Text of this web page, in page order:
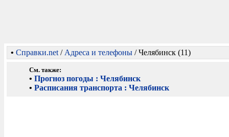
• Справки.net / Адреса и телефоны / Челябинск (11)
См. также:
•Прогноз погоды : Челябинск
•Расписания транспорта : Челябинск